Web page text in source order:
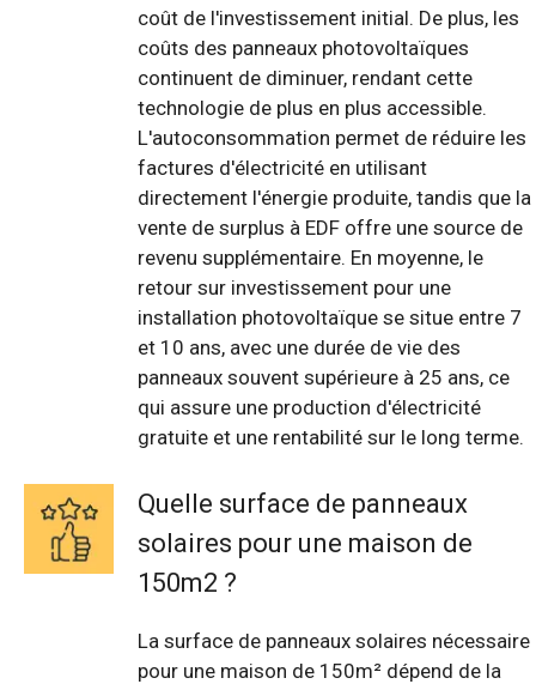
coût de l'investissement initial. De plus, les
coûts des panneaux photovoltaïques
continuent de diminuer, rendant cette
technologie de plus en plus accessible.
L'autoconsommation permet de réduire les
factures d'électricité en utilisant
directement l'énergie produite, tandis que la
vente de surplus à EDF offre une source de
revenu supplémentaire. En moyenne, le
retour sur investissement pour une
installation photovoltaïque se situe entre 7
et 10 ans, avec une durée de vie des
panneaux souvent supérieure à 25 ans, ce
qui assure une production d'électricité
gratuite et une rentabilité sur le long terme.
Quelle surface de panneaux
solaires pour une maison de
150m2 ?
La surface de panneaux solaires nécessaire
pour une maison de 150m² dépend de la